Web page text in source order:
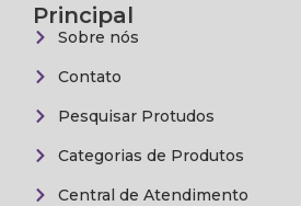
Principal
Sobre nós
Contato
Pesquisar Protudos
Categorias de Produtos
Central de Atendimento